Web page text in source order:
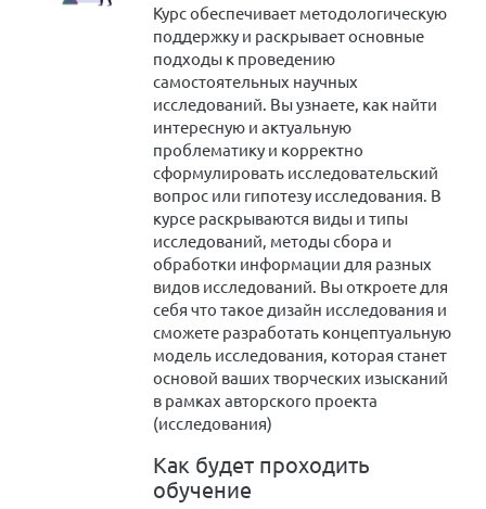
Курс обеспечивает методологическую
поддержку и раскрывает основные
подходы к проведению
самостоятельных научных
исследований. Вы узнаете, как найти
интересную и актуальную
проблематику и корректно
сформулировать исследовательский
вопрос или гипотезу исследования. В
курсе раскрываются виды и типы
исследований, методы сбора и
обработки информации для разных
видов исследований. Вы откроете для
себя что такое дизайн исследования и
сможете разработать концептуальную
модель исследования, которая станет
основой ваших творческих изысканий
в рамках авторского проекта
(исследования)
Как будет проходить
обучение